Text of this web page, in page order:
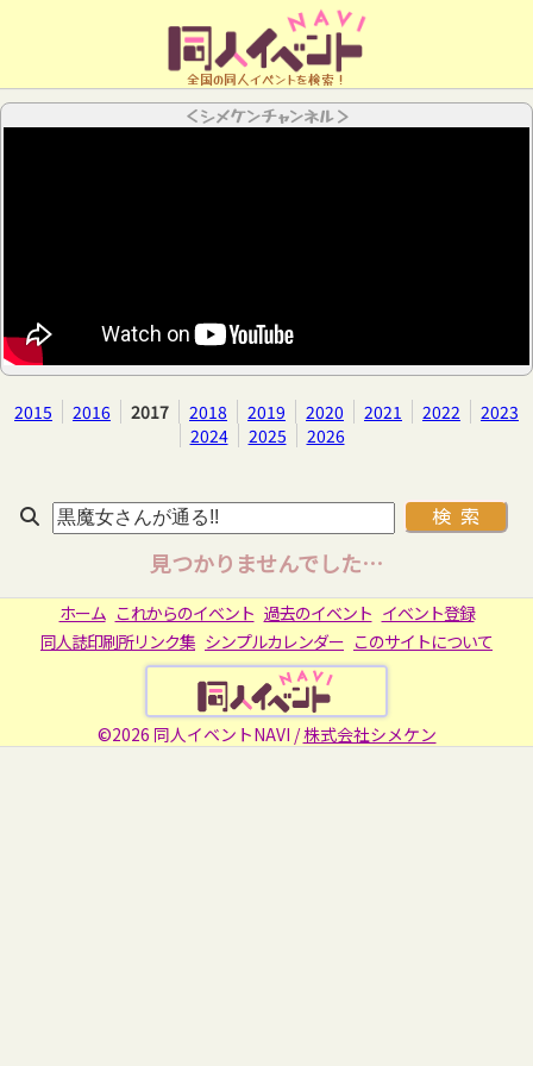
全国の同人イベントを検索！
＜シメケンチャンネル＞
2015 2016 2017 2018 2019 2020 2021 2022
2023
2024
2025 2026
見つかりませんでした…
ホーム これからのイベント 過去のイベント イベント登録
同人誌印刷所リンク集 シンプルカレンダー このサイトについて
©2026 同人イベントNAVI /株式会社シメケン